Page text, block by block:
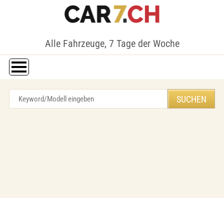
Alle Fahrzeuge, 7 Tage der Woche